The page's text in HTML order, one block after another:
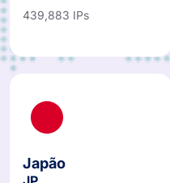
439,883 IPs
Japão
JP